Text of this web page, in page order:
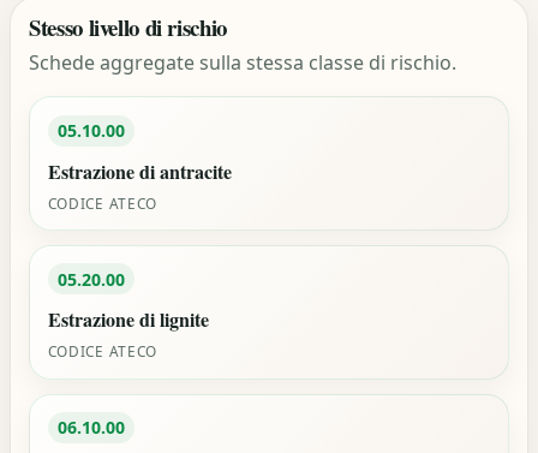
Stesso livello di rischio
Schede aggregate sulla stessa classe di rischio.
05.10.00
Estrazione di antracite
CODICE ATECO
05.20.00
Estrazione di lignite
CODICE ATECO
06.10.00